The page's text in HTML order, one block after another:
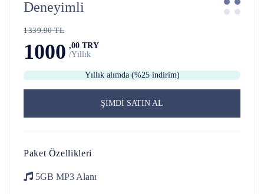
Deneyimli
1339.90 TL
1000 ,00 TRY
/Yıllık
Yıllık alımda (%25 indirim)
ŞİMDİ SATIN AL
Paket Özellikleri
5GB MP3 Alanı